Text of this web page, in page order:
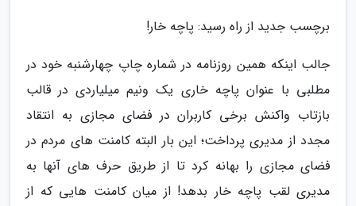
برچسب جدید از راه رسید: پاچه خار!
جالب اینکه همین روزنامه در شماره چاپ چهارشنبه خود در
مطلبی با عنوان پاچه خاری یک ونیم میلیاردی در قالب
بازتاب واکنش برخی کاربران در فضای مجازی به انتقاد
مجدد از مدیری پرداخت؛ این بار البته کامنت های مردم در
فضای مجازی را بهانه کرد تا از طریق حرف های آنها به
مدیری لقب پاچه خار بدهد! از میان کامنت هایی که از